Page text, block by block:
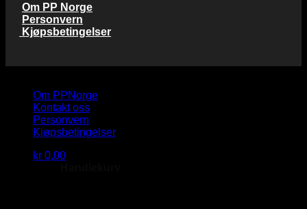
Om PP Norge
Personvern
Kjøpsbetingelser
Om PPNorge
Kontakt oss
Personvern
Kjøpsbetingelser
kr 0,00